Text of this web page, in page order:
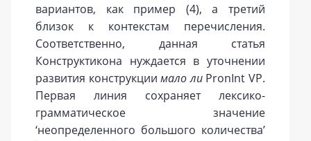
вариантов, как пример (4), а третий
близок к контекстам перечисления.
Соответственно, данная статья
Конструктикона нуждается в уточнении
развития конструкциимало лиPronInt VP.
Первая линия сохраняет лексико-
грамматическое значение
‘неопределенного большого количества’